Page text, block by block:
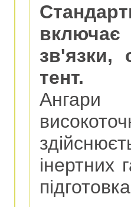
включає
зв'язки,
тент.
інертних